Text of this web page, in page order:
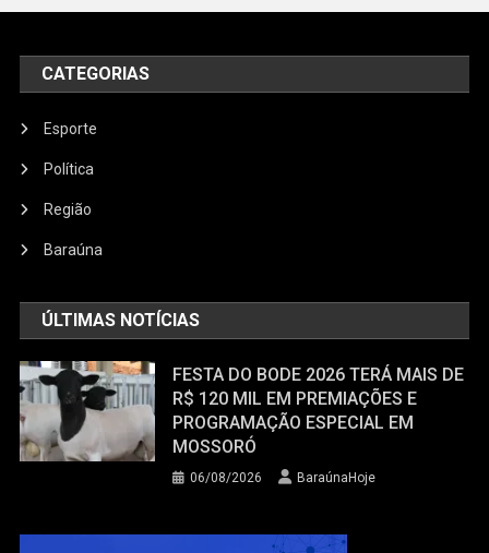
CATEGORIAS
Esporte
Política
Região
Baraúna
ÚLTIMAS NOTÍCIAS
FESTA DO BODE 2026 TERÁ MAIS DE
R$ 120 MIL EM PREMIAÇÕES E
PROGRAMAÇÃO ESPECIAL EM
MOSSORÓ
06/08/2026 BaraúnaHoje